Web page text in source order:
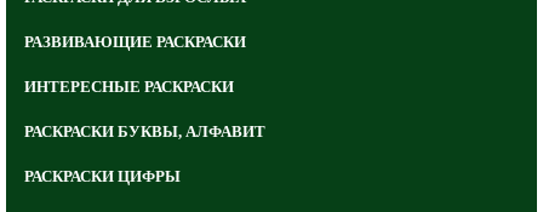
РАЗВИВАЮЩИЕ РАСКРАСКИ
ИНТЕРЕСНЫЕ РАСКРАСКИ
РАСКРАСКИ БУКВЫ, АЛФАВИТ
РАСКРАСКИ ЦИФРЫ